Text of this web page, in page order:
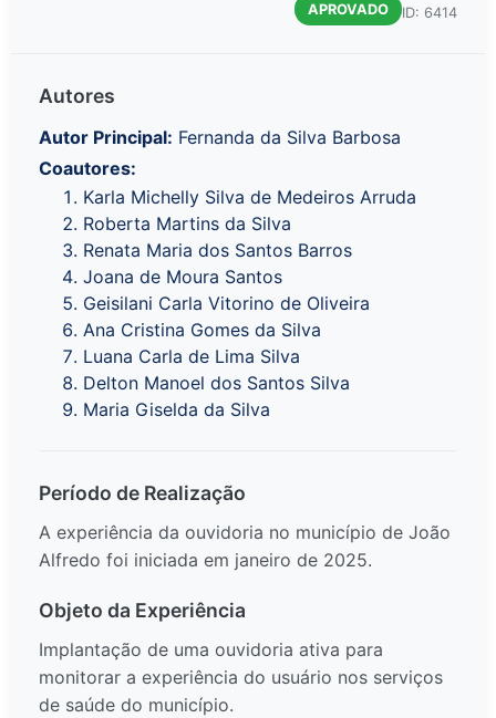
APROVADO ID: 6414
Autores
Autor Principal: Fernanda da Silva Barbosa
Coautores:
Karla Michelly Silva de Medeiros Arruda
Roberta Martins da Silva
Renata Maria dos Santos Barros
Joana de Moura Santos
Geisilani Carla Vitorino de Oliveira
Ana Cristina Gomes da Silva
Luana Carla de Lima Silva
Delton Manoel dos Santos Silva
Maria Giselda da Silva
Período de Realização
A experiência da ouvidoria no município de João
Alfredo foi iniciada em janeiro de 2025.
Objeto da Experiência
Implantação de uma ouvidoria ativa para
monitorar a experiência do usuário nos serviços
de saúde do município.